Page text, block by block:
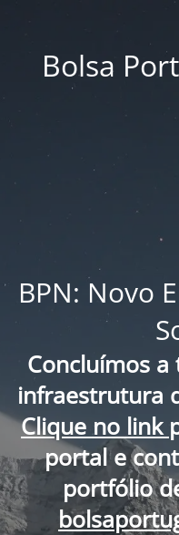
Bolsa
BPN: Novo
Concluímos
infraestrutura
Clique no link
portal e
portfólio